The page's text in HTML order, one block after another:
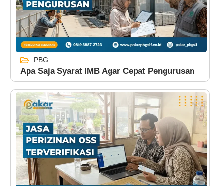
PBG
Apa Saja Syarat IMB Agar Cepat Pengurusan